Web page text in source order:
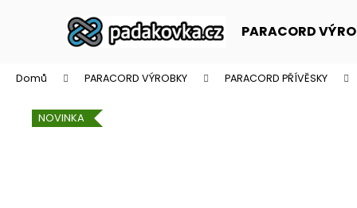
PARACORD
Domů PARACORD VÝROBKY PARACORD PŘÍVĚSKY
NOVINKA
Zpět
obchodu
Zpět
obchodu